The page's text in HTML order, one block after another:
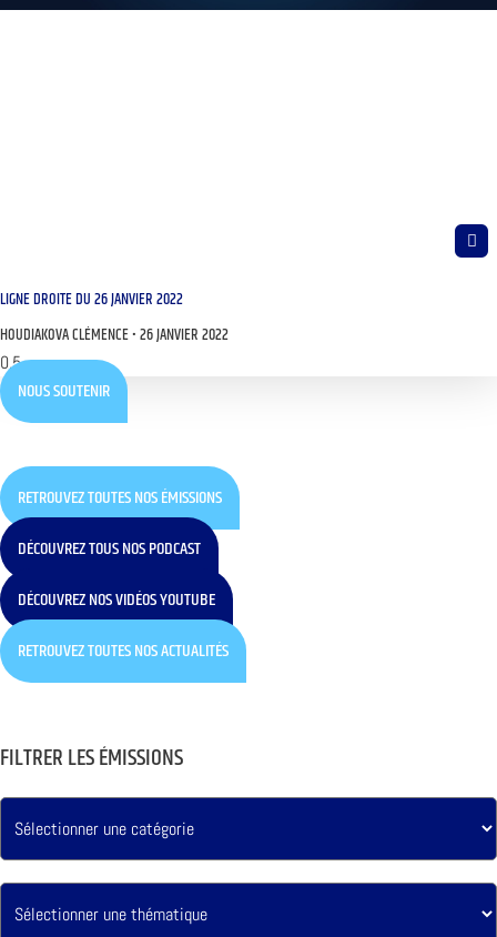
LIGNE DROITE DU 26 JANVIER 2022
HOUDIAKOVA CLÉMENCE 26 JANVIER 2022
NOUS SOUTENIR
RETROUVEZ TOUTES NOS ÉMISSIONS
DÉCOUVREZ TOUS NOS PODCAST
DÉCOUVREZ NOS VIDÉOS YOUTUBE
RETROUVEZ TOUTES NOS ACTUALITÉS
FILTRER LES ÉMISSIONS